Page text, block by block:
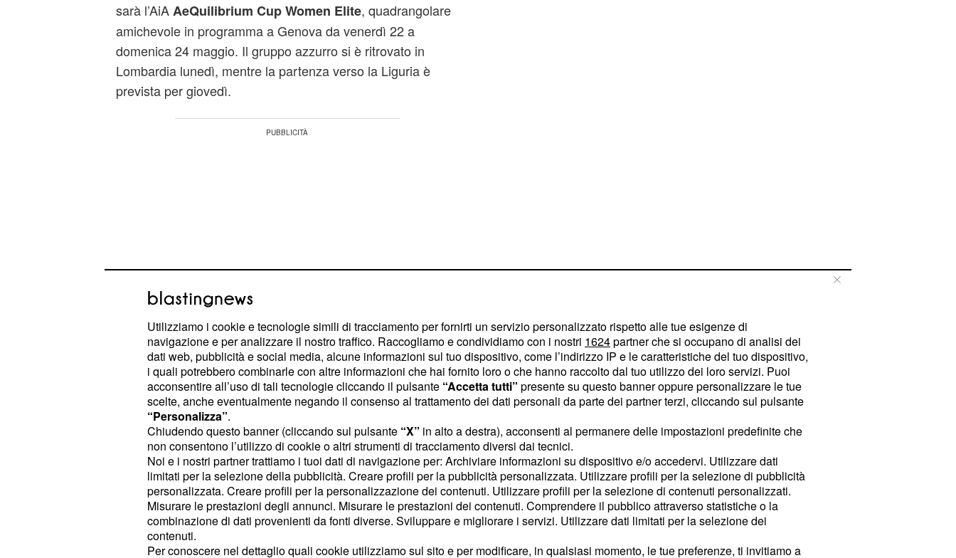
sarà l’AiAAeQuilibrium Cup Women Elite, quadrangolare
amichevole in programma a Genova da venerdì 22 a
domenica 24 maggio. Il gruppo azzurro si è ritrovato in
Lombardia lunedì, mentre la partenza verso la Liguria è
prevista per giovedì.
Tra i nomi presenti spicca quello di Ekaterina Antropova, che
potrebbe essere testa per la prima volta nel ruolo di
schiacciatrice.
Le 15 convocate per il torneo
amichevole
Per il quadrangolare di Genova il CT ha scelto un gruppo
composto da atlete giovani ma già abituate a confrontarsi ad
alto livello. Faranno parte del radunoCarlotta Cambi,
Utilizziamo i cookie e tecnologie simili di tracciamento per fornirti un servizio personalizzato rispetto alle tue esigenze di
navigazione e per analizzare il nostro traffico. Raccogliamo e condividiamo con i nostri 1624partner che si occupano di analisi dei
dati web, pubblicità e social media, alcune informazioni sul tuo dispositivo, come l’indirizzo IP e le caratteristiche del tuo dispositivo,
i quali potrebbero combinarle con altre informazioni che hai fornito loro o che hanno raccolto dal tuo utilizzo dei loro servizi. Puoi
acconsentire all’uso di tali tecnologie cliccando il pulsante “Accetta tutti” presente su questo banner oppure personalizzare le tue
scelte, anche eventualmente negando il consenso al trattamento dei dati personali da parte dei partner terzi, cliccando sul pulsante
“Personalizza”.
Chiudendo questo banner (cliccando sul pulsante “X” in alto a destra), acconsenti al permanere delle impostazioni predefinite che
non consentono l’utilizzo di cookie o altri strumenti di tracciamento diversi dai tecnici.
Noi e i nostri partner trattiamo i tuoi dati di navigazione per: Archiviare informazioni su dispositivo e/o accedervi. Utilizzare dati
limitati per la selezione della pubblicità. Creare profili per la pubblicità personalizzata. Utilizzare profili per la selezione di pubblicità
personalizzata. Creare profili per la personalizzazione dei contenuti. Utilizzare profili per la selezione di contenuti personalizzati.
Misurare le prestazioni degli annunci. Misurare le prestazioni dei contenuti. Comprendere il pubblico attraverso statistiche o la
combinazione di dati provenienti da fonti diverse. Sviluppare e migliorare i servizi. Utilizzare dati limitati per la selezione dei
contenuti.
Per conoscere nel dettaglio quali cookie utilizziamo sul sito e per modificare, in qualsiasi momento, le tue preferenze, ti invitiamo a